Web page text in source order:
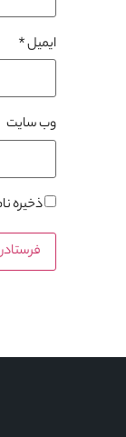
ایمیل*
وب‌ سایت
ذخیره